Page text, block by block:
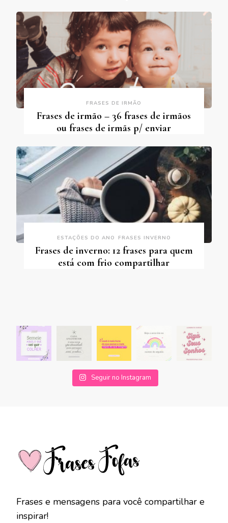
FRASES DE IRMÃO
Frases de irmão – 36 frases de irmãos
ou frases de irmãs p/ enviar
ESTAÇÕES DO ANO FRASES INVERNO
Frases de inverno: 12 frases para quem
está com frio compartilhar
Seguir no Instagram
Frases e mensagens para você compartilhar e
inspirar!